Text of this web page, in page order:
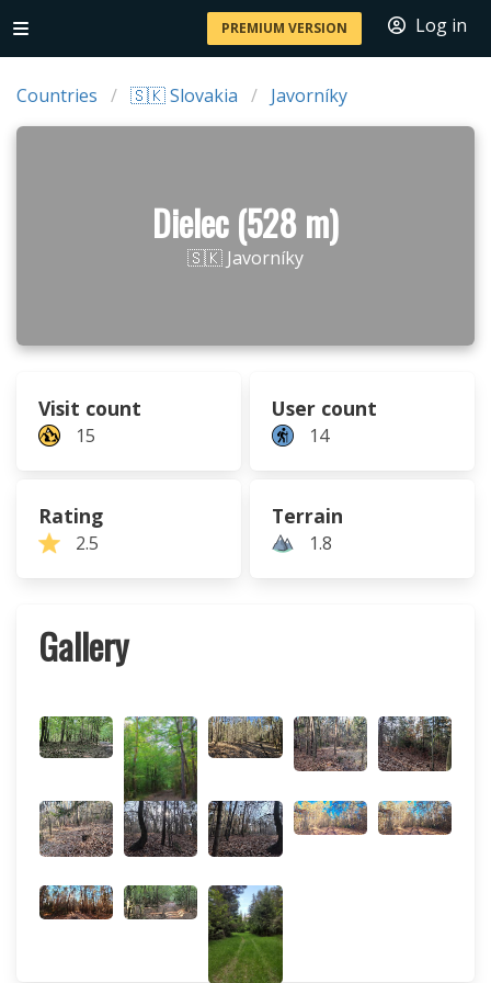
PREMIUM VERSION Log in
Countries 🇸🇰 Slovakia Javorníky
Dielec (528 m)
🇸🇰 Javorníky
Visit count
15
User count
14
Rating
2.5
Terrain
1.8
Gallery